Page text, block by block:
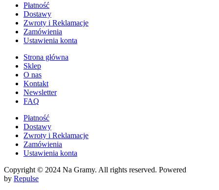
Płatność
Dostawy
Zwroty i Reklamacje
Zamówienia
Ustawienia konta
Strona główna
Sklep
O nas
Kontakt
Newsletter
FAQ
Płatność
Dostawy
Zwroty i Reklamacje
Zamówienia
Ustawienia konta
Copyright © 2024 Na Gramy. All rights reserved. Powered
by Repulse